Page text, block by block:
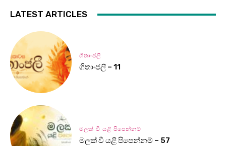
LATEST ARTICLES
ගීතාංජලී
ගීතාංජලී – 11
මලක් වී යළි පිපෙන්නම්
මලක් වී යළි පිපෙන්නම් – 57